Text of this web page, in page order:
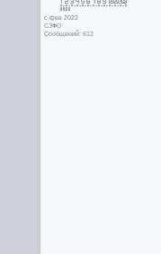
с фев 2022
СЗФО
Сообщений: 612